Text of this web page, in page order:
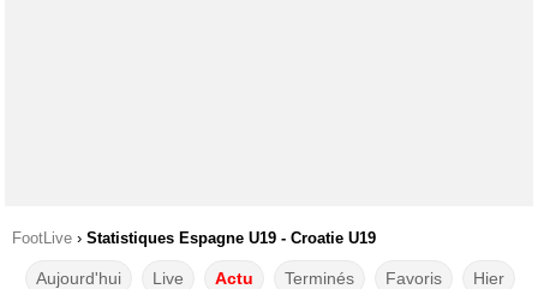
FootLive › Statistiques Espagne U19 - Croatie U19
Aujourd'hui Live Actu Terminés Favoris Hier